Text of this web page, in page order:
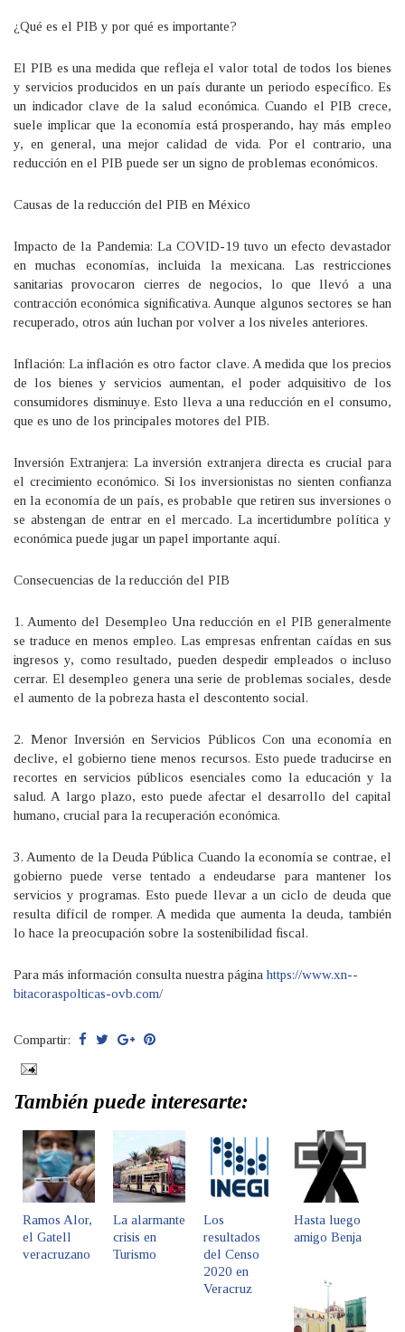
¿Qué es el PIB y por qué es importante?
El PIB es una medida que refleja el valor total de todos los bienes
y servicios producidos en un país durante un periodo específico. Es
un indicador clave de la salud económica. Cuando el PIB crece,
suele implicar que la economía está prosperando, hay más empleo
y, en general, una mejor calidad de vida. Por el contrario, una
reducción en el PIB puede ser un signo de problemas económicos.
Causas de la reducción del PIB en México
Impacto de la Pandemia: La COVID-19 tuvo un efecto devastador
en muchas economías, incluida la mexicana. Las restricciones
sanitarias provocaron cierres de negocios, lo que llevó a una
contracción económica significativa. Aunque algunos sectores se han
recuperado, otros aún luchan por volver a los niveles anteriores.
Inflación: La inflación es otro factor clave. A medida que los precios
de los bienes y servicios aumentan, el poder adquisitivo de los
consumidores disminuye. Esto lleva a una reducción en el consumo,
que es uno de los principales motores del PIB.
Inversión Extranjera: La inversión extranjera directa es crucial para
el crecimiento económico. Si los inversionistas no sienten confianza
en la economía de un país, es probable que retiren sus inversiones o
se abstengan de entrar en el mercado. La incertidumbre política y
económica puede jugar un papel importante aquí.
Consecuencias de la reducción del PIB
1. Aumento del Desempleo Una reducción en el PIB generalmente
se traduce en menos empleo. Las empresas enfrentan caídas en sus
ingresos y, como resultado, pueden despedir empleados o incluso
cerrar. El desempleo genera una serie de problemas sociales, desde
el aumento de la pobreza hasta el descontento social.
2. Menor Inversión en Servicios Públicos Con una economía en
declive, el gobierno tiene menos recursos. Esto puede traducirse en
recortes en servicios públicos esenciales como la educación y la
salud. A largo plazo, esto puede afectar el desarrollo del capital
humano, crucial para la recuperación económica.
3. Aumento de la Deuda Pública Cuando la economía se contrae, el
gobierno puede verse tentado a endeudarse para mantener los
servicios y programas. Esto puede llevar a un ciclo de deuda que
resulta difícil de romper. A medida que aumenta la deuda, también
lo hace la preocupación sobre la sostenibilidad fiscal.
Para más información consulta nuestra página https://www.xn--
bitacoraspolticas-ovb.com/
Compartir:
También puede interesarte:
Ramos Alor,
el Gatell
veracruzano
La alarmante
crisis en
Turismo
Los
resultados
del Censo
2020 en
Veracruz
Hasta luego
amigo Benja